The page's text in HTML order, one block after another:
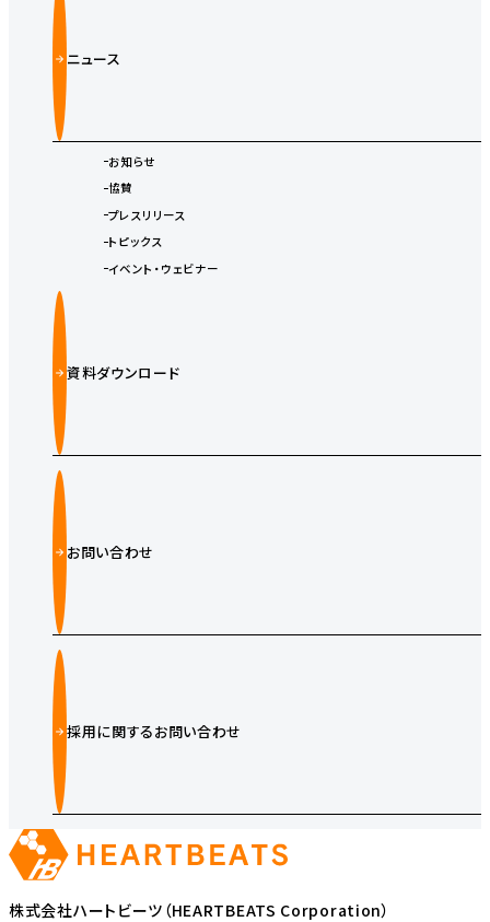
ニュース
お知らせ
協賛
プレスリリース
トピックス
イベント・ウェビナー
資料ダウンロード
お問い合わせ
採用に関するお問い合わせ
株式会社ハートビーツ（HEARTBEATS Corporation）